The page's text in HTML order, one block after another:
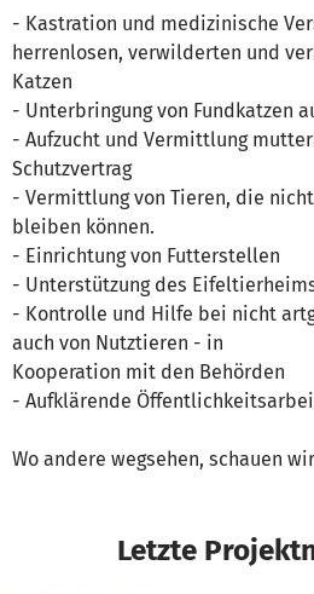
- Kastration und medizinische
herrenlosen, verwilderten und
Katzen
- Unterbringung von Fundkatzen
- Aufzucht und Vermittlung
Schutzvertrag
- Vermittlung von Tieren, die
bleiben können.
- Einrichtung von Futterstellen
- Unterstützung des
- Kontrolle und Hilfe bei nicht
auch von Nutztieren - in
Kooperation mit den Behörden
- Aufklärende
Wo andere wegsehen, schauen
Letzte